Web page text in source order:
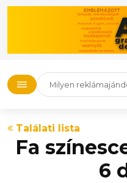
Találati lista
Fa
6